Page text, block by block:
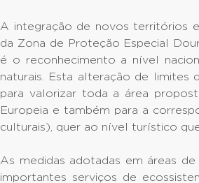
A integração de novos territórios
da Zona de Proteção Especial
é o reconhecimento a nível
naturais. Esta alteração de limites
para valorizar toda a área
Europeia e também para a
culturais), quer ao nível turístico
As medidas adotadas em áreas
importantes serviços de